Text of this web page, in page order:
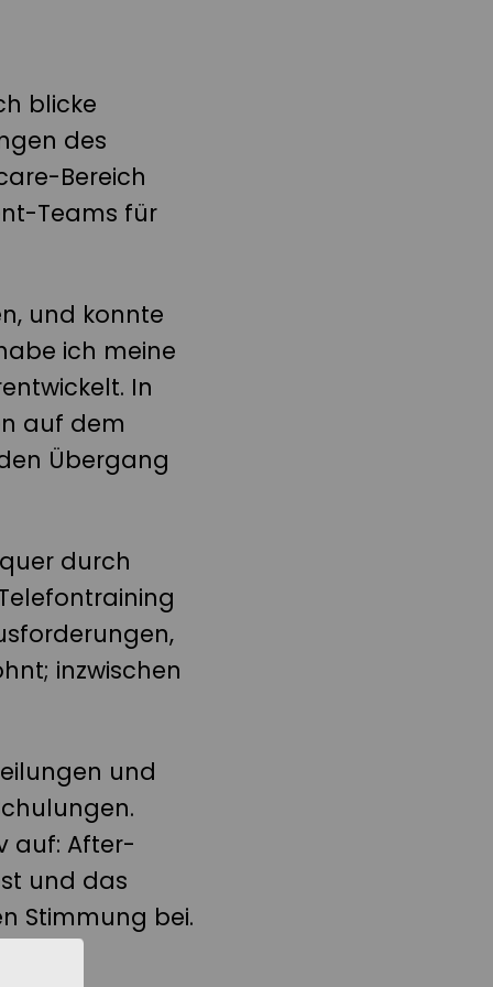
die
Ausbildung
blicke
des
Bereich
Teams für
und konnte
ich meine
In
auf dem
Übergang
durch
inzwischen
und
auf: After-
und das
Stimmung bei.